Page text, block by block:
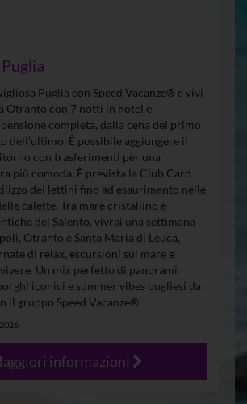
Puglia con Speed Vacanze® e vivi
Otranto con 7 notti in hotel e
completa, dalla cena del primo
dell’ultimo. È possibile aggiungere il
con trasferimenti per una
più comoda. È prevista la Club Card
dei lettini fino ad esaurimento nelle
calette. Tra mare cristallino e
del Salento, vivrai una settimana
Otranto e Santa Maria di Leuca,
di relax, escursioni sul mare e
Un mix perfetto di panorami
iconici e summer vibes pugliesi da
il gruppo Speed Vacanze®.
informazioni